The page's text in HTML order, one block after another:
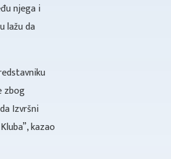
njega i
lažu da
zbog
Izvršni
kazao